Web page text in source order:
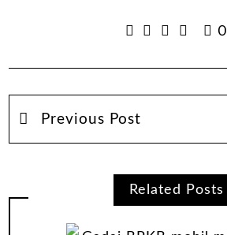
0
Previous Post
Related Posts